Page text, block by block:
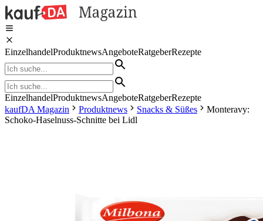
EinzelhandelProduktnewsAngeboteRatgeberRezepte
EinzelhandelProduktnewsAngeboteRatgeberRezepte
kaufDA Magazin
Produktnews Snacks & Süßes
Monteravy:
Schoko-Haselnuss-Schnitte bei Lidl